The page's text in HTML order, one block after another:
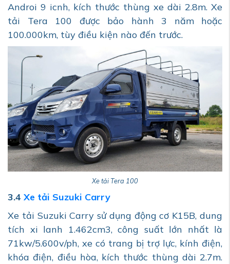
Androi 9 icnh, kích thước thùng xe dài 2.8m. Xe
tải Tera 100 được bảo hành 3 năm hoặc
100.000km, tùy điều kiện nào đến trước.
Xe tải Tera 100
3.4 Xe tải Suzuki Carry
Xe tải Suzuki Carry sử dụng động cơ K15B, dung
tích xi lanh 1.462cm3, công suất lớn nhất là
71kw/5.600v/ph, xe có trang bị trợ lực, kính điện,
khóa điện, điều hòa, kích thước thùng dài 2.7m.